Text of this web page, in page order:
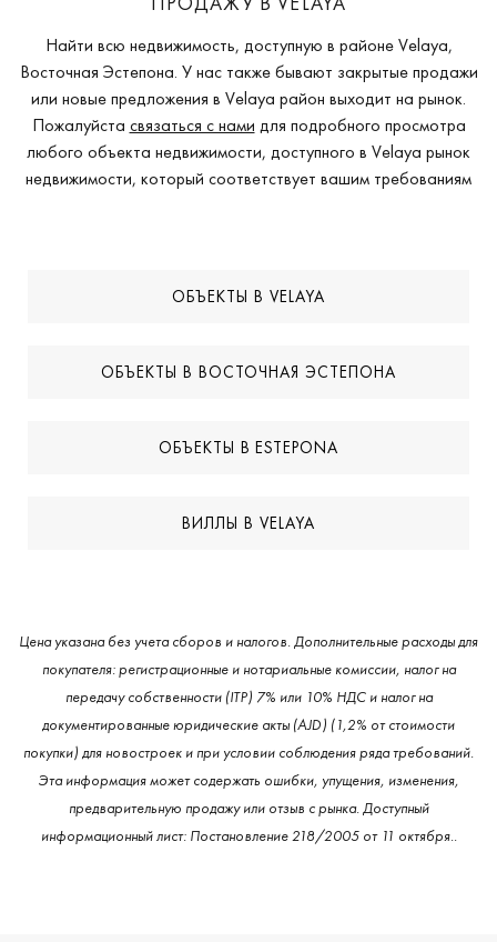
Найти всю недвижимость, доступную в районе Velaya,
Восточная Эстепона. У нас также бывают закрытые продажи
или новые предложения в Velaya район выходит на рынок.
Пожалуйста связаться с нами для подробного просмотра
любого объекта недвижимости, доступного в Velaya рынок
недвижимости, который соответствует вашим требованиям
ОБЪЕКТЫ В VELAYA
ОБЪЕКТЫ В ВОСТОЧНАЯ ЭСТЕПОНА
ОБЪЕКТЫ В ESTEPONA
ВИЛЛЫ В VELAYA
Цена указана без учета сборов и налогов. Дополнительные расходы для
покупателя: регистрационные и нотариальные комиссии, налог на
передачу собственности (ITP) 7% или 10% НДС и налог на
документированные юридические акты (AJD) (1,2% от стоимости
покупки) для новостроек и при условии соблюдения ряда требований.
Эта информация может содержать ошибки, упущения, изменения,
предварительную продажу или отзыв с рынка. Доступный
информационный лист: Постановление 218/2005 от 11 октября..